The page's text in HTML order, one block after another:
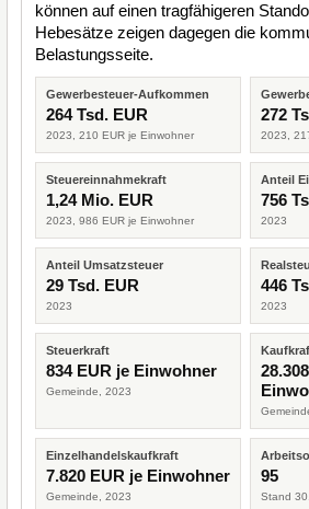
können auf einen tragfähigeren
Hebesätze zeigen dagegen die
Belastungsseite.
Gewerbesteuer-Aufkommen
264 Tsd. EUR
2023, 210 EUR je Einwohner
272
2023,
Steuereinnahmekraft
1,24 Mio. EUR
2023, 986 EUR je Einwohner
Anteil
756
2023
Anteil Umsatzsteuer
29 Tsd. EUR
2023
446
2023
Steuerkraft
834 EUR je Einwohner
Gemeinde, 2023
Einzelhandelskaufkraft
7.820 EUR je Einwohner
Gemeinde, 2023
95
Stand